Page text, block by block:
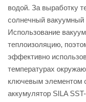
водой. За выработку
солнечный вакуумный
Использование
теплоизоляцию,
эффективно
температурах
ключевым элементом
аккумулятор SILA